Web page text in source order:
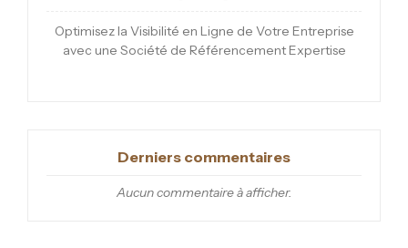
Optimisez la Visibilité en Ligne de Votre Entreprise
avec une Société de Référencement Expertise
Derniers commentaires
Aucun commentaire à afficher.